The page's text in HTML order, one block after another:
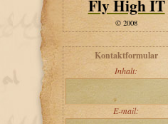
Fly High IT
© 2008
Kontaktformular
Inhalt:
E-mail: